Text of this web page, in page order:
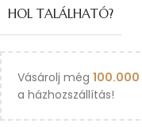
HOL TALÁLHATÓ?
Vásárolj még 100.000
a házhozszállítás!